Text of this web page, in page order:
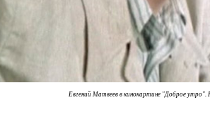
Евгений Матвеев в кинокартине "Доброе утро".